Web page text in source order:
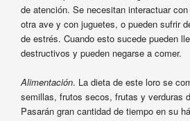
de atención. Se necesitan interactuar
otra ave y con juguetes, o pueden sufrir
de estrés. Cuando esto sucede pueden
destructivos y pueden negarse a comer.
Alimentación. La dieta de este loro se
semillas, frutos secos, frutas y verduras
Pasarán gran cantidad de tiempo en su